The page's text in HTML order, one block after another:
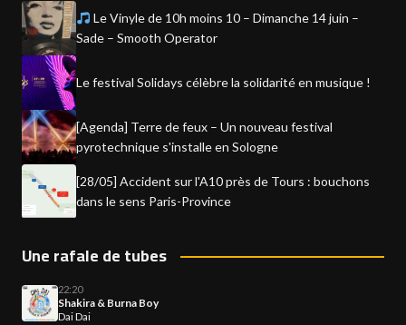
Le Vinyle de 10h moins 10 – Dimanche 14 juin –
Sade – Smooth Operator
Le festival Solidays célèbre la solidarité en musique !
[Agenda] Terre de feux – Un nouveau festival
pyrotechnique s'installe en Sologne
[28/05] Accident sur l'A10 près de Tours : bouchons
dans le sens Paris-Province
Une rafale de tubes
22:20
Shakira & Burna Boy
Dai Dai